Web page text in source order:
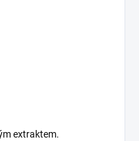
extraktem.